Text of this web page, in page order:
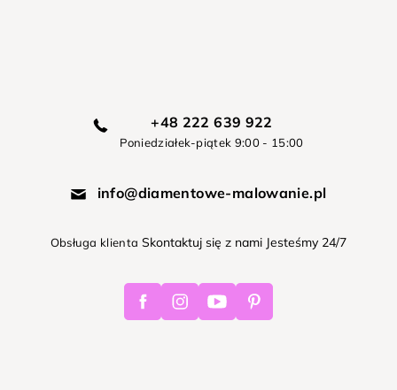
+48 222 639 922
Poniedziałek-piątek 9:00 - 15:00
info@diamentowe-malowanie.pl
Obsługa klienta Skontaktuj się z nami Jesteśmy 24/7
FacebookInstagramYoutube Pinterest